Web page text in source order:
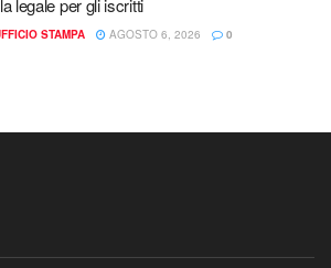
legale per gli iscritti
STAMPA AGOSTO 6, 2026 0